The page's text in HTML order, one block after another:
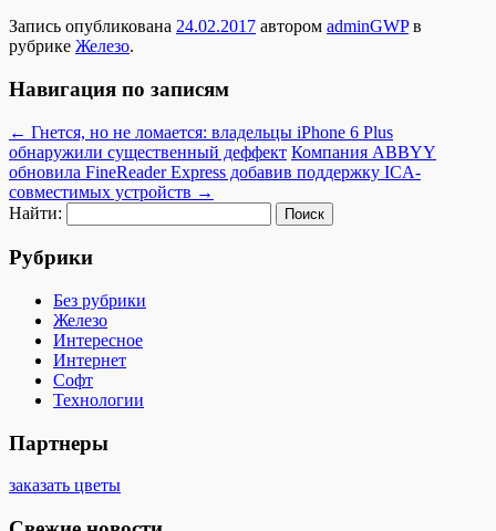
Запись опубликована 24.02.2017 автором adminGWPв
рубрике Железо.
Навигация по записям
← Гнется, но не ломается: владельцы iPhone 6 Plus
обнаружили существенный деффект Компания ABBYY
обновила FineReader Express добавив поддержку ICA-
совместимых устройств →
Найти:
Рубрики
Без рубрики
Железо
Интересное
Интернет
Софт
Технологии
Партнеры
заказать цветы